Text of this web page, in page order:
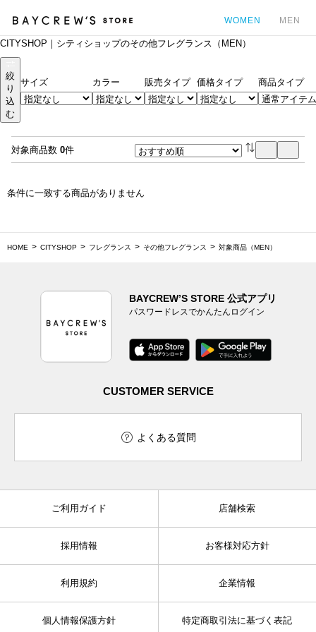
WOMEN MEN
CITYSHOP｜シティショップのその他フレグランス（MEN）
絞
り
込
む
サイズ カラー 販売タイプ 価格タイプ 商品タイプ
対象商品数 0件
条件に一致する商品がありません
HOME CITYSHOP フレグランス その他フレグランス 対象商品（MEN）
BAYCREW’S STORE 公式アプリ
パスワードレスでかんたんログイン
CUSTOMER SERVICE
よくある質問
ご利用ガイド 店舗検索
採用情報 お客様対応方針
利用規約 企業情報
個人情報保護方針 特定商取引法に基づく表記